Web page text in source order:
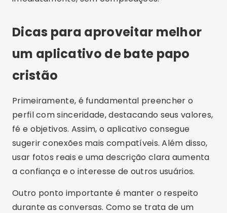
características e funcionalidades específicas,
atendendo diferentes perfis de usuários.
Portanto, se você busca um relacionamento
sério, respeitoso e guiado por princípios cristãos,
PlayStoree começar essa nova jornada. Afinal,
com as ferramentas certas, encontrar alguém
especial pode estar apenas a um clique de
distância.
Publicidade - SpotAds
Etiquetas: android,aplicativo,aplicativo gratis,celular